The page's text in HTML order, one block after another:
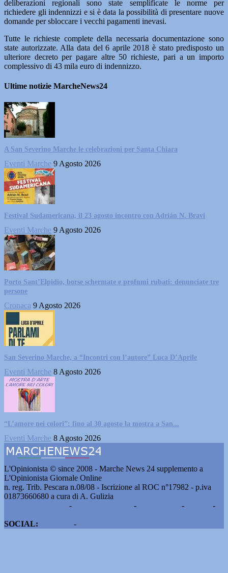
deliberazioni regionali sono state semplificate le norme per
richiedere gli indennizzi e si è data la possibilità di presentare nuove
domande per sbloccare i vecchi pagamenti inevasi.
Tutte le richieste complete della necessaria documentazione sono
state autorizzate. Alla data del 6 aprile 2018 è stato predisposto un
ulteriore decreto per pagare altre 50 richieste, pari a un importo
complessivo di 43 mila euro di indennizzo.
Ultime notizie MarcheNews24
A San Severino Marche le celebrazioni per Santa Chiara
Eventi Marche 9 Agosto 2026
Festival Sudamericana, il 23 agosto incontro con Adrián N. Bravi
Eventi Marche 9 Agosto 2026
Porto Sant’Elpidio, borse schermate e profumi rubati: denunciate tre
persone
Cronaca 9 Agosto 2026
San Severino Marche, a “Incontri con l’autore” Luca D’Aprile
Eventi Marche 8 Agosto 2026
“L’amore nei colori”: fino al 30 agosto la mostra a San...
Eventi Marche 8 Agosto 2026
L'Opinionista © since 2008 - Marche News 24 supplemento a
L'Opinionista Giornale Online
n. reg. Trib. Pescara n.08/08 - Iscrizione al ROC n°17982 - p.iva
01873660680 a cura di A. Gulizia
- - -
-
SOCIAL:
-